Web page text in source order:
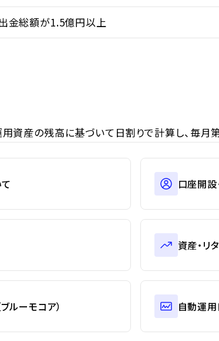
金総額が1.5億円以上
資産の残高に基づいて日割りで計算し、毎月
口座開設
資産・リ
ルーモコア） 自動運用